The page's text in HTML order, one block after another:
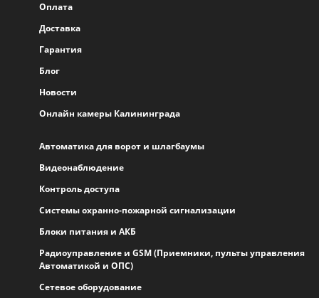
Оплата
Доставка
Гарантия
Блог
Новости
Онлайн камеры Калининграда
Автоматика для ворот и шлагбаумы
Видеонаблюдение
Контроль доступа
Системы охранно-пожарной сигнализации
Блоки питания и АКБ
Радиоуправление и GSM (Приемники, пульты управления
Автоматикой и ОПС)
Сетевое оборудование